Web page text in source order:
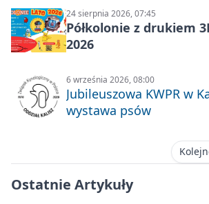
24 sierpnia 2026, 07:45
Półkolonie z drukiem
2026
6 września 2026, 08:00
Jubileuszowa KWPR w
wystawa psów
Ostatnie Artykuły